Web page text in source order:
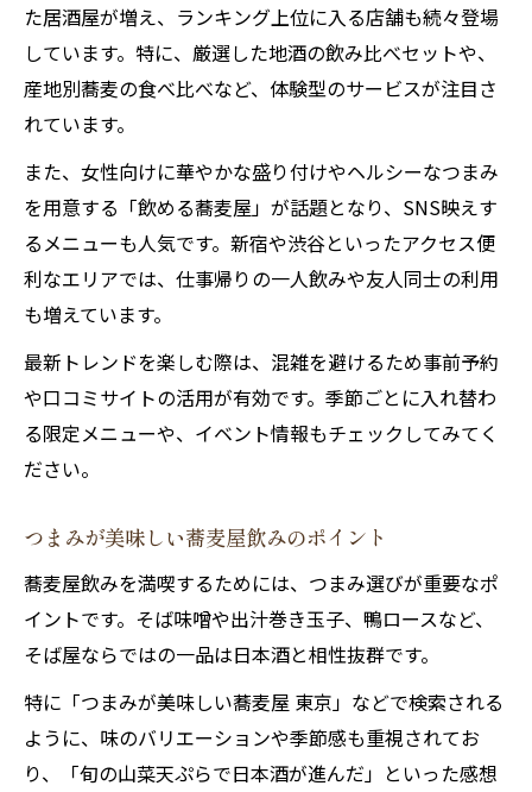
た居酒屋が増え、ランキング上位に入る店舗も続々登場
しています。特に、厳選した地酒の飲み比べセットや、
産地別蕎麦の食べ比べなど、体験型のサービスが注目さ
れています。
また、女性向けに華やかな盛り付けやヘルシーなつまみ
を用意する「飲める蕎麦屋」が話題となり、SNS映えす
るメニューも人気です。新宿や渋谷といったアクセス便
利なエリアでは、仕事帰りの一人飲みや友人同士の利用
も増えています。
最新トレンドを楽しむ際は、混雑を避けるため事前予約
や口コミサイトの活用が有効です。季節ごとに入れ替わ
る限定メニューや、イベント情報もチェックしてみてく
ださい。
つまみが美味しい蕎麦屋飲みのポイント
蕎麦屋飲みを満喫するためには、つまみ選びが重要なポ
イントです。そば味噌や出汁巻き玉子、鴨ロースなど、
そば屋ならではの一品は日本酒と相性抜群です。
特に「つまみが美味しい蕎麦屋 東京」などで検索される
ように、味のバリエーションや季節感も重視されてお
り、「旬の山菜天ぷらで日本酒が進んだ」といった感想